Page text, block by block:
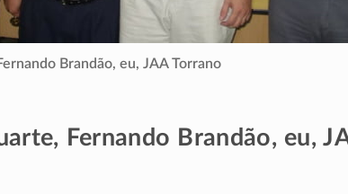
Brandão, eu, JAA Torrano
Fernando Brandão, eu,